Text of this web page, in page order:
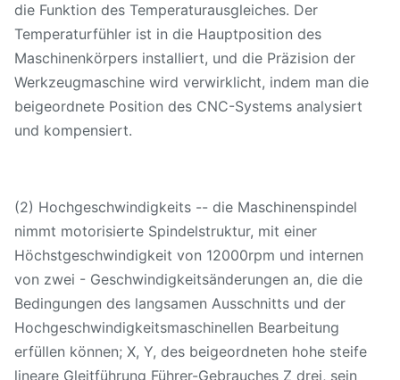
Max. Werkzeuggewicht Kilogramm
Max. Werkzeugdurchmesser
(w/oadjacenttools)
Millimeter
Bearbeiten Sie die ändernde
in Position bringt
X-/Y/Zachsen-
Wiederholbarkeitsgenauigkeit
Cnc-Prüfer
Maschinenmaße (LXWXH) Millimeter
die Funktion des Temperaturausgleiches. Der
Temperaturfühler ist in die Hauptposition des
Maschinenkörpers installiert, und die Präzision der
Werkzeugmaschine wird verwirklicht, indem man die
beigeordnete Position des CNC-Systems analysiert
und kompensiert.
(2) Hochgeschwindigkeits -- die Maschinenspindel
nimmt motorisierte Spindelstruktur, mit einer
Höchstgeschwindigkeit von 12000rpm und internen
von zwei - Geschwindigkeitsänderungen an, die die
Bedingungen des langsamen Ausschnitts und der
Hochgeschwindigkeitsmaschinellen Bearbeitung
erfüllen können; X, Y, des beigeordneten hohe steife
lineare Gleitführung Führer-Gebrauches Z drei, sein